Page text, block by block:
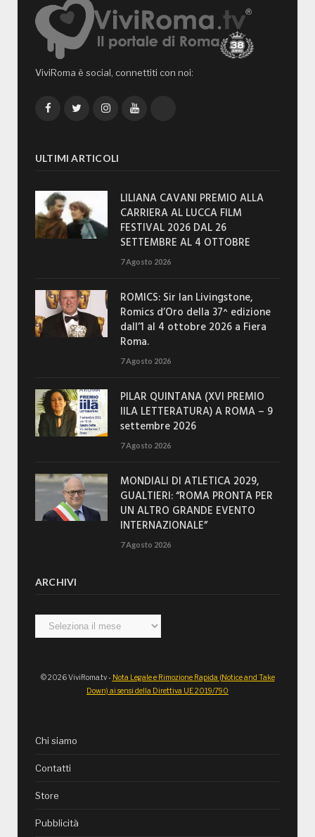
ViviRoma è social, connettiti con noi:
FacebookTwitterInstagramYouTube
ULTIMI ARTICOLI
LILIANA CAVANI PREMIO ALLA
CARRIERA AL LUCCA FILM
FESTIVAL 2026 DAL 26
SETTEMBRE AL 4 OTTOBRE
7 Agosto 2026
ROMICS: Sir Ian Livingstone,
Romics d’Oro della 37^ edizione
dall’1 al 4 ottobre 2026 a Fiera
Roma.
7 Agosto 2026
PILAR QUINTANA (XVI PREMIO
IILA LETTERATURA) A ROMA – 9
settembre 2026
7 Agosto 2026
MONDIALI DI ATLETICA 2029,
GUALTIERI: “ROMA PRONTA PER
UN ALTRO GRANDE EVENTO
INTERNAZIONALE”
7 Agosto 2026
ARCHIVI
Archivi
© 2026 ViviRoma.tv - Nota Legale e Rimozione Rapida (Notice and Take
Down) ai sensi della Direttiva UE 2019/790
Chi siamo
Contatti
Store
Pubblicità